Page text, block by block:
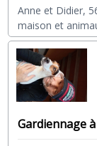
Anne et Didier,
maison et
Gardiennage